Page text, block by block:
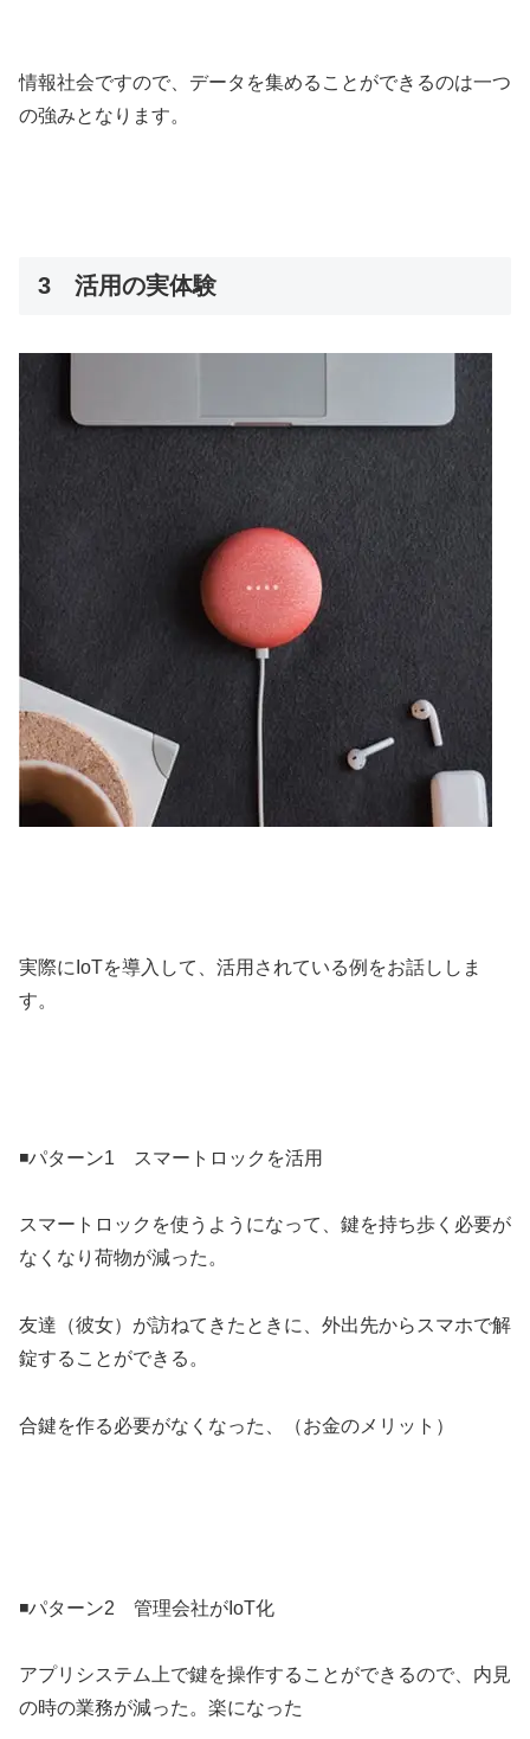
情報社会ですので、データを集めることができるのは一つ
の強みとなります。
3 活用の実体験
実際にIoTを導入して、活用されている例をお話ししま
す。
◾️パターン1 スマートロックを活用
スマートロックを使うようになって、鍵を持ち歩く必要が
なくなり荷物が減った。
友達（彼女）が訪ねてきたときに、外出先からスマホで解
錠することができる。
合鍵を作る必要がなくなった、（お金のメリット）
◾️パターン2 管理会社がIoT化
アプリシステム上で鍵を操作することができるので、内見
の時の業務が減った。楽になった